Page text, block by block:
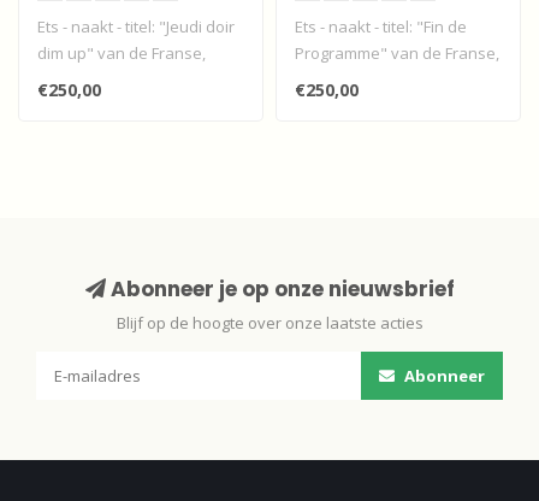
Ets - naakt - titel: "Jeudi doir
dim up" van de Franse,
moderne impressionist Ma..
€250,00
Ets - naakt - titel: "Fin de
Programme" van de Franse,
moderne impressionist
€250,00
Abonneer je op onze nieuwsbrief
Blijf op de hoogte over onze laatste acties
Abonneer